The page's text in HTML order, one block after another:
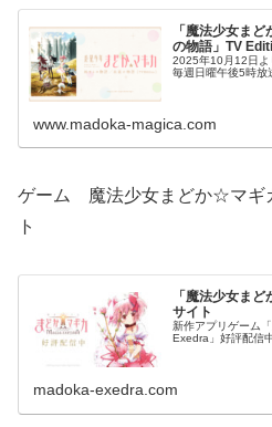
「魔法少女ま
の物語」TV
2025年10月12日よ
毎週日曜午後5時放
www.madoka-magica.com
ゲーム 魔法少女まどか☆マギ
ト
「魔法少女ま
サイト
新作アプリゲーム
Exedra」好評配信
madoka-exedra.com